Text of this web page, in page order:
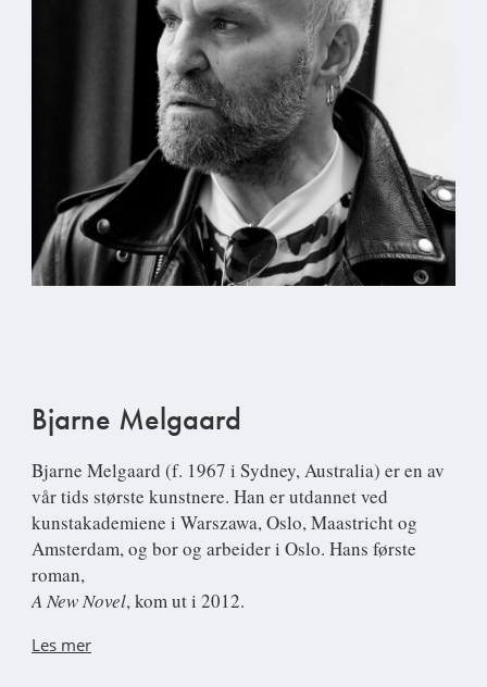
Bjarne Melgaard
Bjarne Melgaard (f. 1967 i Sydney, Australia) er en av
vår tids største kunstnere. Han er utdannet ved
kunstakademiene i Warszawa, Oslo, Maastricht og
Amsterdam, og bor og arbeider i Oslo. Hans første
roman,
A New Novel, kom ut i 2012.
Les mer